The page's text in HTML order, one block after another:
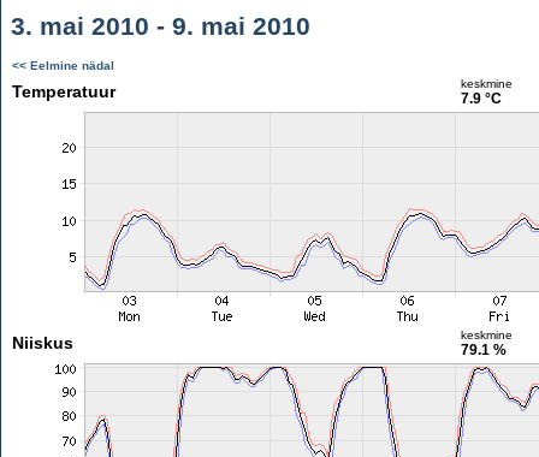
3. mai 2010 - 9. mai 2010
<< Eelmine nädal
Temperatuur keskmine
7.9 °C
Niiskus keskmine
79.1 %